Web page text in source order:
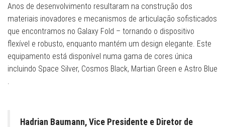
Anos de desenvolvimento resultaram na construção dos
materiais inovadores e mecanismos de articulação sofisticados
que encontramos no Galaxy Fold – tornando o dispositivo
flexível e robusto, enquanto mantém um design elegante. Este
equipamento está disponível numa gama de cores única
incluindo Space Silver, Cosmos Black, Martian Green e Astro Blue
.
Hadrian Baumann, Vice Presidente e Diretor de